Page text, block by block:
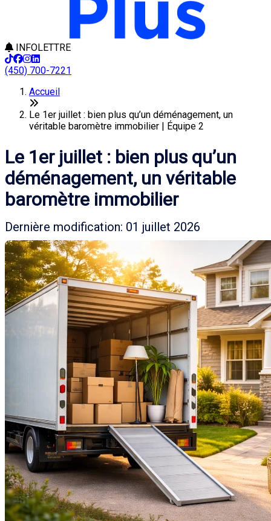
INFOLETTRE
(450) 700-7221
Accueil
Le 1er juillet : bien plus qu’un déménagement, un
véritable baromètre immobilier | Équipe 2
Le 1er juillet : bien plus qu’un
déménagement, un véritable
baromètre immobilier
Dernière modification: 01 juillet 2026